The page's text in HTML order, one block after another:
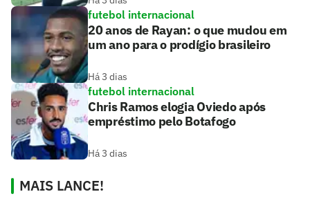
futebol internacional
20 anos de Rayan: o que mudou em
um ano para o prodígio brasileiro
Há 3 dias
futebol internacional
Chris Ramos elogia Oviedo após
empréstimo pelo Botafogo
Há 3 dias
MAIS LANCE!